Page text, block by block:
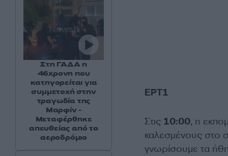
ΕΡΤ1
Στις 10:00, η
καλεσμένους στο
γνωρίσουμε τα
Στη ΓΑΔΑ η
46χρονη που
κατηγορείται για
συμμετοχή στην
τραγωδία της
Μαρφίν -
Μεταφέρθηκε
απευθείας από το
αεροδρόμιο